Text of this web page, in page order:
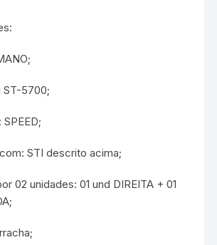
ST-5700;
STI descrito acima;
02 unidades: 01 und DIREITA + 01